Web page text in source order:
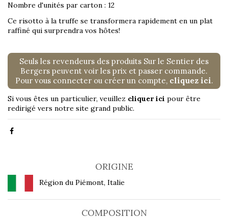
Nombre d'unités par carton : 12
Ce risotto à la truffe se transformera rapidement en un plat
raffiné qui surprendra vos hôtes!
Seuls les revendeurs des produits Sur le Sentier des
Bergers peuvent voir les prix et passer commande.
Pour vous connecter ou créer un compte, cliquez ici.
Si vous êtes un particulier, veuillez cliquer ici pour être
redirigé vers notre site grand public.
ORIGINE
Région du Piémont, Italie
COMPOSITION